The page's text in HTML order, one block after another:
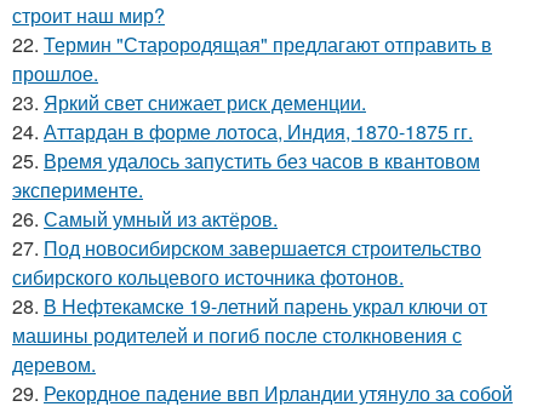
строит наш мир?
22. Термин "Старородящая" предлагают отправить в
прошлое.
23. Яркий свет снижает риск деменции.
24. Аттардан в форме лотоса, Индия, 1870-1875 гг.
25. Время удалось запустить без часов в квантовом
эксперименте.
26. Самый умный из актёров.
27. Под новосибирском завершается строительство
сибирского кольцевого источника фотонов.
28. В Нефтекамске 19-летний парень украл ключи от
машины родителей и погиб после столкновения с
деревом.
29. Рекордное падение ввп Ирландии утянуло за собой